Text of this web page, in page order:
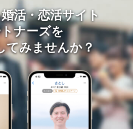
活・恋活サイト
ナーズを
てみませんか？